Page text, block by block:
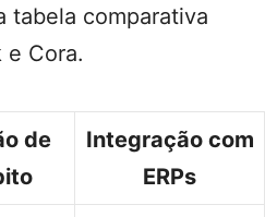
tabela comparativa
e Cora.
de
Integração com
ERPs